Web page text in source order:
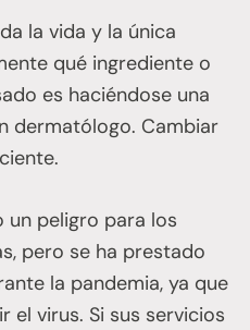
la vida y la única
qué ingrediente o
es haciéndose una
dermatólogo. Cambiar
un peligro para los
pero se ha prestado
la pandemia, ya que
el virus. Si sus servicios